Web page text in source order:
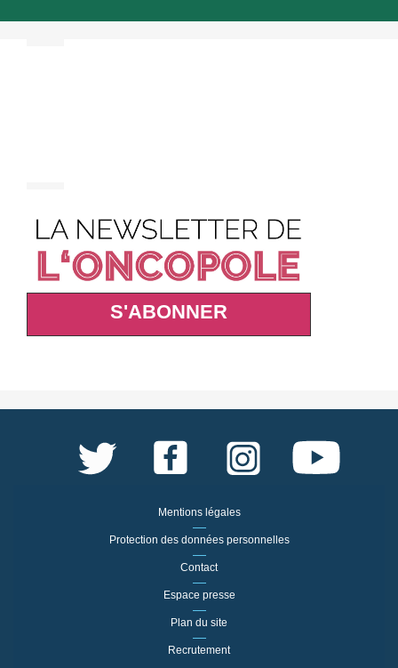
S'ABONNER
Mentions légales
Protection des données personnelles
Contact
Espace presse
Plan du site
Recrutement